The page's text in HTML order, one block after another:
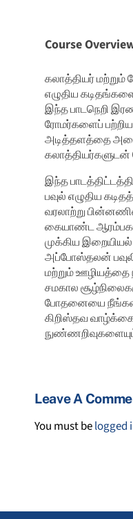
Course
கலாத்தியர் மற்றும்
எழுதிய
இந்த பாடநெறி
ரோமர்களைப்
அடித்தளத்தை
இந்த
பவுல் எழுதிய
வரலாற்று
கையாண்ட
முக்கிய
அப்போஸ்தலன்
மற்றும்
சமகால
போதனையை நீங்கள்
கிறிஸ்தவ வாழ்க்கை
Leave A
You must belogged